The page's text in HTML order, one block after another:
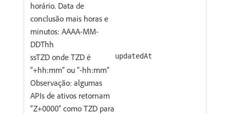
horário. Data de
conclusão mais horas e
minutos: AAAA-MM-
DDThh
ssTZD onde TZD é
“+hh:mm” ou “-hh:mm”
Observação: algumas
APIs de ativos retornam
“Z+0000” como TZD para
updatedAt